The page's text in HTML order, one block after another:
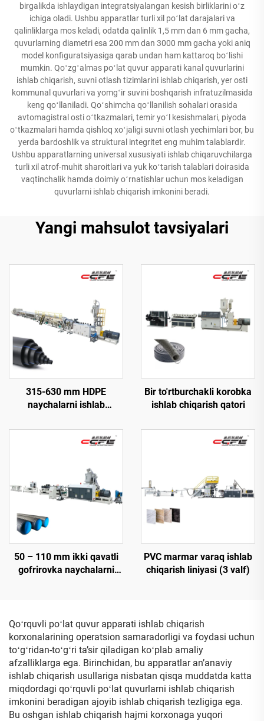
birgalikda ishlaydigan integratsiyalangan kesish birliklarini oʻz
ichiga oladi. Ushbu apparatlar turli xil poʻlat darajalari va
qalinliklarga mos keladi, odatda qalinlik 1,5 mm dan 6 mm gacha,
quvurlarning diametri esa 200 mm dan 3000 mm gacha yoki aniq
model konfiguratsiyasiga qarab undan ham kattaroq boʻlishi
mumkin. Qoʻzgʻalmas poʻlat quvur apparati kanal quvurlarini
ishlab chiqarish, suvni otlash tizimlarini ishlab chiqarish, yer osti
kommunal quvurlari va yomgʻir suvini boshqarish infratuzilmasida
keng qoʻllaniladi. Qoʻshimcha qoʻllanilish sohalari orasida
avtomagistral osti oʻtkazmalari, temir yoʻl kesishmalari, piyoda
oʻtkazmalari hamda qishloq xoʻjaligi suvni otlash yechimlari bor, bu
yerda bardoshlik va struktural integritet eng muhim talablardir.
Ushbu apparatlarning universal xususiyati ishlab chiqaruvchilarga
turli xil atrof-muhit sharoitlari va yuk koʻtarish talablari doirasida
vaqtinchalik hamda doimiy oʻrnatishlar uchun mos keladigan
quvurlarni ishlab chiqarish imkonini beradi.
Yangi mahsulot tavsiyalari
315-630 mm HDPE
naychalarni ishlab
Bir to'rtburchakli korobka
ishlab chiqarish qatori
50 – 110 mm ikki qavatli
gofrirovka naychalarni
PVC marmar varaq ishlab
chiqarish liniyasi (3 valf)
Qoʻrquvli poʻlat quvur apparati ishlab chiqarish
korxonalarining operatsion samaradorligi va foydasi uchun
toʻgʻridan-toʻgʻri taʼsir qiladigan koʻplab amaliy
afzalliklarga ega. Birinchidan, bu apparatlar anʼanaviy
ishlab chiqarish usullariga nisbatan qisqa muddatda katta
miqdordagi qoʻrquvli poʻlat quvurlarni ishlab chiqarish
imkonini beradigan ajoyib ishlab chiqarish tezligiga ega.
Bu oshgan ishlab chiqarish hajmi korxonaga yuqori